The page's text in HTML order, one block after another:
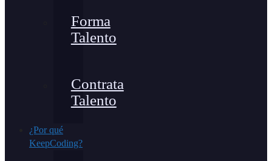
Forma
Talento
Contrata
Talento
¿Por qué
KeepCoding?